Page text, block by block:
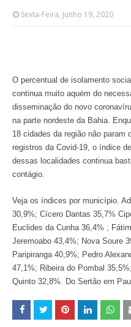
Sexta-Feira, Junho 19, 2020
O percentual de isolamento
continua muito aquém do
disseminação do novo
na parte nordeste da Bahia.
18 cidades da região não param
registros da Covid-19, o índice
dessas localidades continua
contágio.
Veja os índices por município.
30,9%; Cícero Dantas 35,7%
Euclides da Cunha 36,4% ;
Jeremoabo 43,4%; Nova Soure
Paripiranga 40,9%; Pedro
47,1%; Ribeira do Pombal
Quinto 32,8%. Do Sertão em